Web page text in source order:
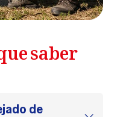
saber